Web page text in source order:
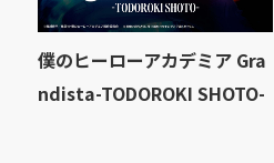
僕のヒーローアカデミア Gra
ndista-TODOROKI SHOTO-